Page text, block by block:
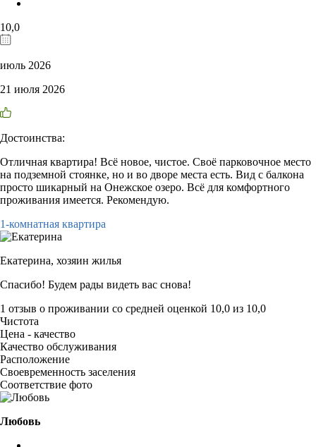
10,0
июль 2026
21 июля 2026
Достоинства:
Отличная квартира! Всё новое, чистое. Своё парковочное место
на подземной стоянке, но и во дворе места есть. Вид с балкона
просто шикарный на Онежское озеро. Всё для комфортного
проживания имеется. Рекомендую.
1-комнатная квартира
Екатерина, хозяин жилья
Спасибо! Будем рады видеть вас снова!
1 отзыв о проживании со средней оценкой 10,0 из 10,0
Чистота
Цена - качество
Качество обслуживания
Расположение
Своевременность заселения
Соответствие фото
Любовь